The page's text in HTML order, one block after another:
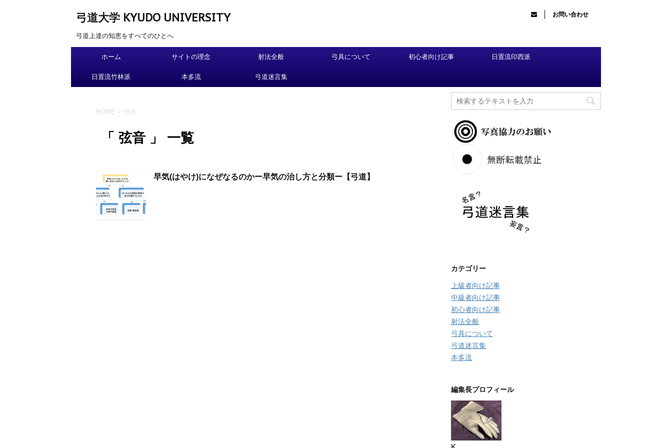
弓道大学 KYUDO UNIVERSITY
弓道上達の知恵をすべてのひとへ
お問い合わせ
ホーム サイトの理念 射法全般 弓具について 初心者向け記事 日置流印西派
日置流竹林派 本多流 弓道迷言集
HOME > 弦音
「 弦音 」 一覧
早気(はやけ)になぜなるのかー早気の治し方と分類ー【弓道】
カテゴリー
上級者向け記事
中級者向け記事
初心者向け記事
射法全般
弓具について
弓道迷言集
本多流
編集長プロフィール